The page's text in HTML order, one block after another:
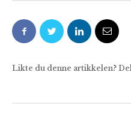
Likte du denne artikkelen?